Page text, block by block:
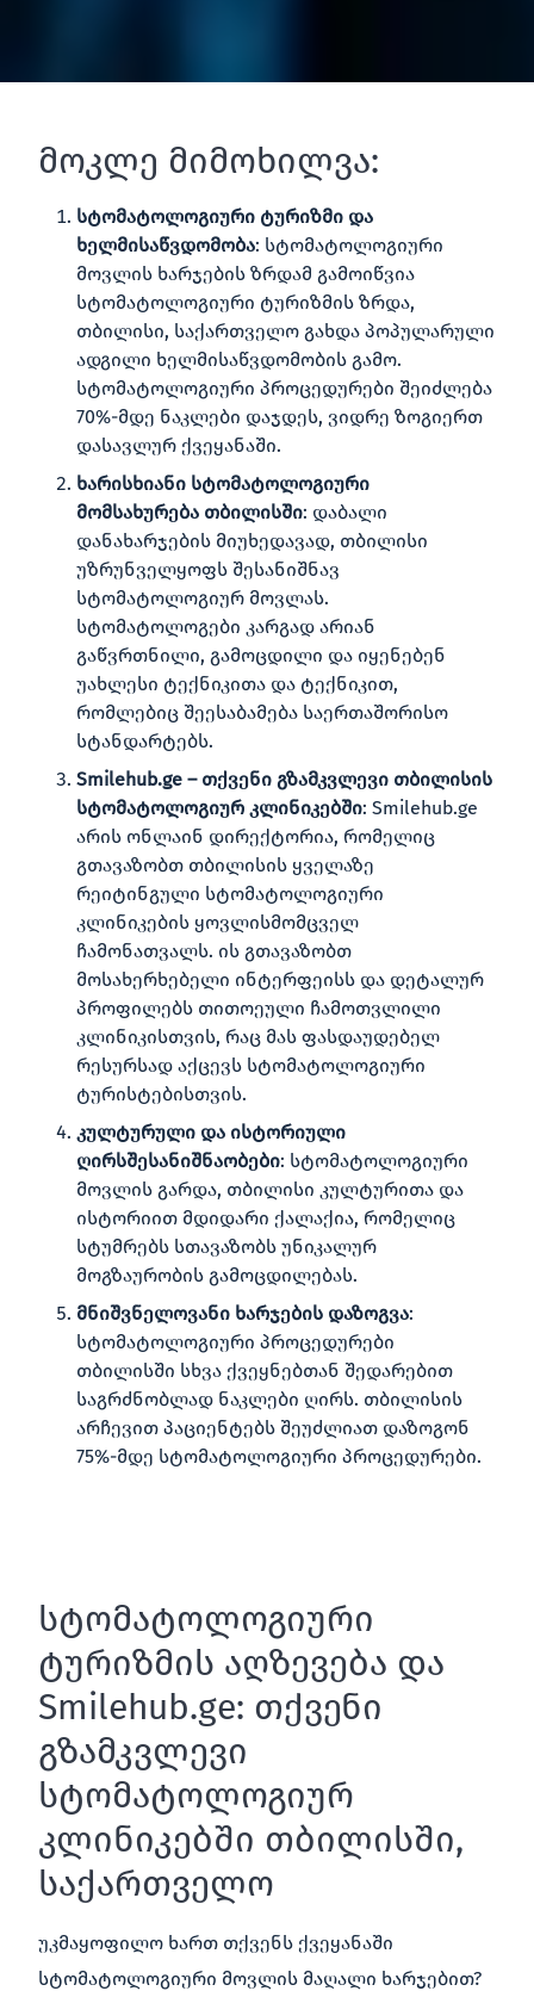
მოკლე მიმოხილვა:
სტომატოლოგიური ტურიზმი და
ხელმისაწვდომობა: სტომატოლოგიური
მოვლის ხარჯების ზრდამ გამოიწვია
სტომატოლოგიური ტურიზმის ზრდა,
თბილისი, საქართველო გახდა პოპულარული
ადგილი ხელმისაწვდომობის გამო.
სტომატოლოგიური პროცედურები შეიძლება
70%-მდე ნაკლები დაჯდეს, ვიდრე ზოგიერთ
დასავლურ ქვეყანაში.
ხარისხიანი სტომატოლოგიური
მომსახურება თბილისში: დაბალი
დანახარჯების მიუხედავად, თბილისი
უზრუნველყოფს შესანიშნავ
სტომატოლოგიურ მოვლას.
სტომატოლოგები კარგად არიან
გაწვრთნილი, გამოცდილი და იყენებენ
უახლესი ტექნიკითა და ტექნიკით,
რომლებიც შეესაბამება საერთაშორისო
სტანდარტებს.
Smilehub.ge – თქვენი გზამკვლევი თბილისის
სტომატოლოგიურ კლინიკებში: Smilehub.ge
არის ონლაინ დირექტორია, რომელიც
გთავაზობთ თბილისის ყველაზე
რეიტინგული სტომატოლოგიური
კლინიკების ყოვლისმომცველ
ჩამონათვალს. ის გთავაზობთ
მოსახერხებელი ინტერფეისს და დეტალურ
პროფილებს თითოეული ჩამოთვლილი
კლინიკისთვის, რაც მას ფასდაუდებელ
რესურსად აქცევს სტომატოლოგიური
ტურისტებისთვის.
კულტურული და ისტორიული
ღირსშესანიშნაობები: სტომატოლოგიური
მოვლის გარდა, თბილისი კულტურითა და
ისტორიით მდიდარი ქალაქია, რომელიც
სტუმრებს სთავაზობს უნიკალურ
მოგზაურობის გამოცდილებას.
მნიშვნელოვანი ხარჯების დაზოგვა:
სტომატოლოგიური პროცედურები
თბილისში სხვა ქვეყნებთან შედარებით
საგრძნობლად ნაკლები ღირს. თბილისის
არჩევით პაციენტებს შეუძლიათ დაზოგონ
75%-მდე სტომატოლოგიური პროცედურები.
სტომატოლოგიური
ტურიზმის აღზევება და
Smilehub.ge: თქვენი
გზამკვლევი
სტომატოლოგიურ
კლინიკებში თბილისში,
საქართველო
უკმაყოფილო ხართ თქვენს ქვეყანაში
სტომატოლოგიური მოვლის მაღალი ხარჯებით?